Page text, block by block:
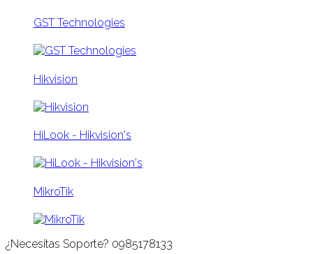
GST Technologies
Hikvision
HiLook - Hikvision's
MikroTik
¿Necesitas Soporte? 0985178133